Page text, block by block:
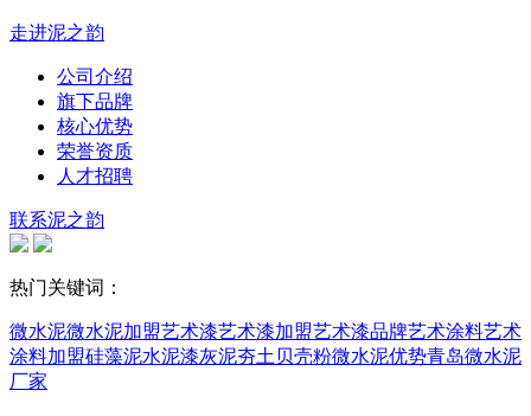
走进泥之韵
公司介绍
旗下品牌
核心优势
荣誉资质
人才招聘
联系泥之韵
热门关键词：
微水泥微水泥加盟艺术漆艺术漆加盟艺术漆品牌艺术涂料艺术
涂料加盟硅藻泥水泥漆灰泥夯土 贝壳粉微水泥优势青岛微水泥
厂家